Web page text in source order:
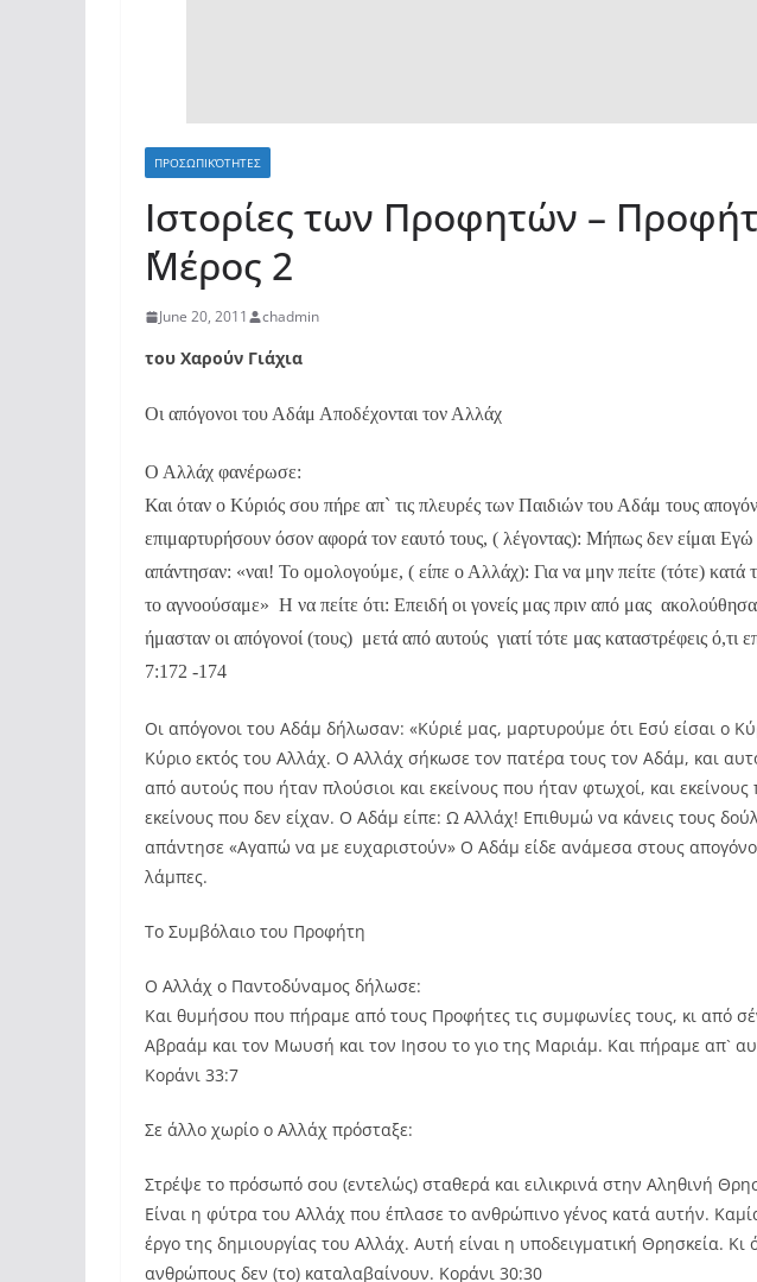
ΠΡΟΣΩΠΙΚΌΤΗΤΕΣ
Ιστορίες των Προφητών –
΄Μέρος 2
June 20, 2011 chadmin
του Χαρούν Γιάχια
Οι απόγονοι του Αδάμ Αποδέχονται τον Αλλάχ
Ο Αλλάχ φανέρωσε:
Και όταν ο Κύριός σου πήρε απ` τις πλευρές των Παιδιών του Αδάμ τους
επιμαρτυρήσουν όσον αφορά τον εαυτό τους, ( λέγοντας): Μήπως δεν είμαι
απάντησαν: «ναι! Το ομολογούμε, ( είπε ο Αλλάχ): Για να μην πείτε (τότε)
το αγνοούσαμε» Η να πείτε ότι: Επειδή οι γονείς μας πριν από μας
ήμασταν οι απόγονοί (τους) μετά από αυτούς γιατί τότε μας καταστρέφεις ό,τι
7:172 -174
Οι απόγονοι του Αδάμ δήλωσαν: «Κύριέ μας, μαρτυρούμε ότι Εσύ είσαι ο
Κύριο εκτός του Αλλάχ. Ο Αλλάχ σήκωσε τον πατέρα τους τον Αδάμ, και
από αυτούς που ήταν πλούσιοι και εκείνους που ήταν φτωχοί, και εκείνους
εκείνους που δεν είχαν. Ο Αδάμ είπε: Ω Αλλάχ! Επιθυμώ να κάνεις τους
απάντησε «Αγαπώ να με ευχαριστούν» Ο Αδάμ είδε ανάμεσα στους
λάμπες.
Το Συμβόλαιο του Προφήτη
Ο Αλλάχ ο Παντοδύναμος δήλωσε:
Και θυμήσου που πήραμε από τους Προφήτες τις συμφωνίες τους, κι από
Αβραάμ και τον Μωυσή και τον Ιησου το γιο της Μαριάμ. Και πήραμε απ`
Κοράνι 33:7
Σε άλλο χωρίο ο Αλλάχ πρόσταξε:
Στρέψε το πρόσωπό σου (εντελώς) σταθερά και ειλικρινά στην Αληθινή
Είναι η φύτρα του Αλλάχ που έπλασε το ανθρώπινο γένος κατά αυτήν.
έργο της δημιουργίας του Αλλάχ. Αυτή είναι η υποδειγματική Θρησκεία. Κι
ανθρώπους δεν (το) καταλαβαίνουν. Κοράνι 30:30